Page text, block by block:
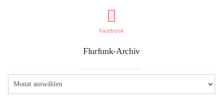
Facebook
Flurfunk-Archiv